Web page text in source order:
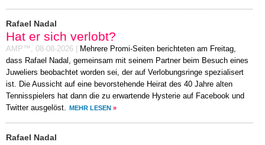
Rafael Nadal
Hat er sich verlobt?
AMP™, 08-08-2026
Mehrere Promi-Seiten berichteten am Freitag,
dass Rafael Nadal, gemeinsam mit seinem Partner beim Besuch eines
Juweliers beobachtet worden sei, der auf Verlobungsringe spezialisert
ist. Die Aussicht auf eine bevorstehende Heirat des 40 Jahre alten
Tennisspielers hat dann die zu erwartende Hysterie auf Facebook und
Twitter ausgelöst.
MEHR LESEN »
Rafael Nadal